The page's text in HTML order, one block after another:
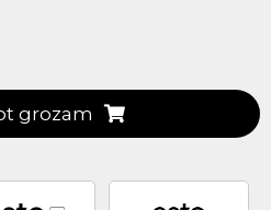
grozam